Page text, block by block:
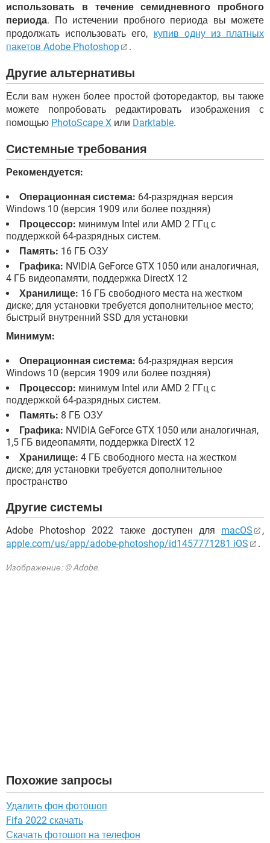
использовать в течение семидневного пробного
периода. По истечении пробного периода вы можете
продолжать использовать его, купив одну из платных
пакетов Adobe Photoshop
.
Другие альтернативы
Если вам нужен более простой фоторедактор, вы также
можете попробовать редактировать изображения с
помощью PhotoScape X или Darktable.
Системные требования
Рекомендуется:
Операционная система: 64-разрядная версия
Windows 10 (версия 1909 или более поздняя)
Процессор: минимум Intel или AMD 2 ГГц с
поддержкой 64-разрядных систем.
Память: 16 ГБ ОЗУ
Графика: NVIDIA GeForce GTX 1050 или аналогичная,
4 ГБ видеопамяти, поддержка DirectX 12
Хранилище: 16 ГБ свободного места на жестком
диске; для установки требуется дополнительное место;
быстрый внутренний SSD для установки
Минимум:
Операционная система: 64-разрядная версия
Windows 10 (версия 1909 или более поздняя)
Процессор: минимум Intel или AMD 2 ГГц с
поддержкой 64-разрядных систем.
Память: 8 ГБ ОЗУ
Графика: NVIDIA GeForce GTX 1050 или аналогичная,
1,5 ГБ видеопамяти, поддержка DirectX 12
Хранилище: 4 ГБ свободного места на жестком
диске; для установки требуется дополнительное
пространство
Другие системы
Adobe Photoshop 2022 также доступен для macOS
,
apple.com/us/app/adobe-photoshop/id1457771281 iOS
.
Изображение: © Adobe.
Похожие запросы
Удалить фон фотошоп
Fifa 2022 скачать
Скачать фотошоп на телефон